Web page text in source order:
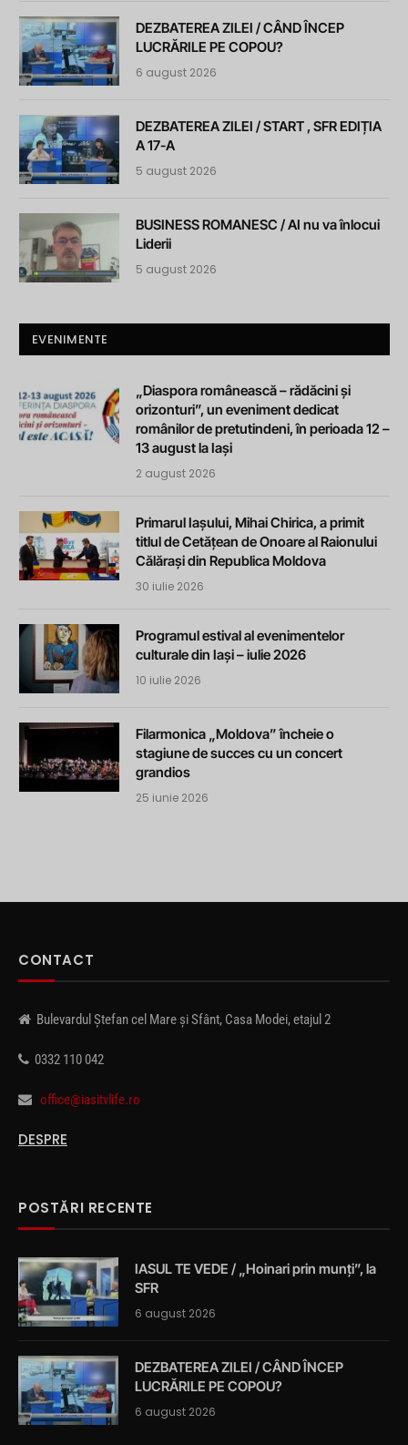
DEZBATEREA ZILEI / CÂND ÎNCEP
LUCRĂRILE PE COPOU?
6 august 2026
DEZBATEREA ZILEI / START , SFR EDIȚIA
A 17-A
5 august 2026
BUSINESS ROMANESC / AI nu va înlocui
Liderii
5 august 2026
EVENIMENTE
„Diaspora românească – rădăcini și
orizonturi”, un eveniment dedicat
românilor de pretutindeni, în perioada 12 –
13 august la Iași
2 august 2026
Primarul Iașului, Mihai Chirica, a primit
titlul de Cetățean de Onoare al Raionului
Călărași din Republica Moldova
30 iulie 2026
Programul estival al evenimentelor
culturale din Iași – iulie 2026
10 iulie 2026
Filarmonica „Moldova” încheie o
stagiune de succes cu un concert
grandios
25 iunie 2026
CONTACT
Bulevardul Ștefan cel Mare și Sfânt, Casa Modei, etajul 2
0332 110 042
office@iasitvlife.ro
DESPRE
POSTĂRI RECENTE
IASUL TE VEDE / „Hoinari prin munți”, la
SFR
6 august 2026
DEZBATEREA ZILEI / CÂND ÎNCEP
LUCRĂRILE PE COPOU?
6 august 2026